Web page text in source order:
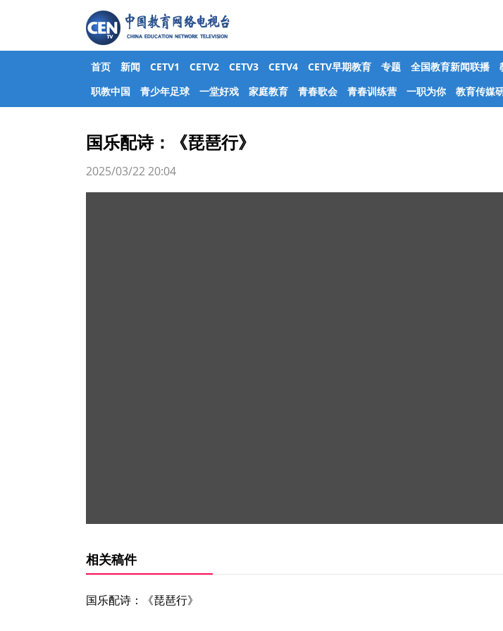
首页 新闻 CETV1 CETV2 CETV3 CETV4 CETV早期教育 专题 全国教育新闻联播
职教中国
青少年足球 一堂好戏 家庭教育 青春歌会 青春训练营 一职为你 教育传媒
国乐配诗：《琵琶行》
2025/03/22 20:04
相关稿件
国乐配诗：《琵琶行》